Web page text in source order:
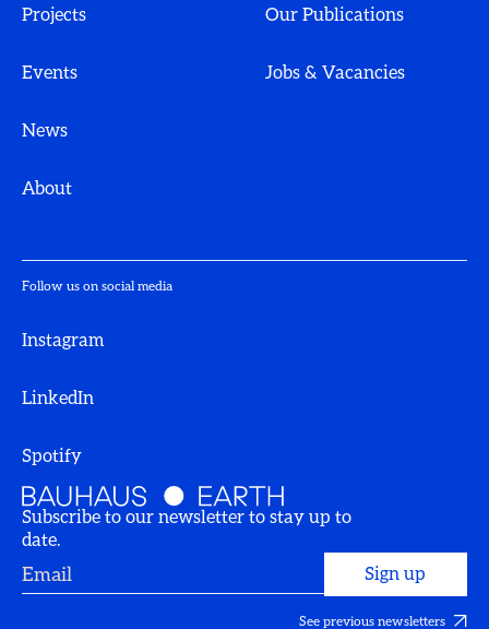
Follow us on social media
Instagram
LinkedIn
Spotify
Projects
Events
News
About
Our Publications
Jobs & Vacancies
Subscribe to our newsletter to stay up to
date.
See previous newsletters